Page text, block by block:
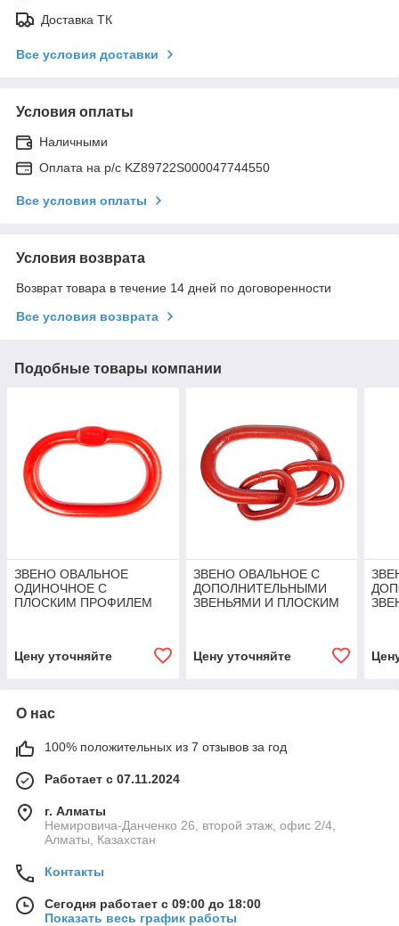
Доставка ТК
Все условия доставки
Условия оплаты
Наличными
Оплата на р/с KZ89722S000047744550
Все условия оплаты
Условия возврата
Возврат товара в течение 14 дней по договоренности
Все условия возврата
Подобные товары компании
ЗВЕНО ОВАЛЬНОЕ
ОДИНОЧНОЕ С
ПЛОСКИМ ПРОФИЛЕМ
Цену уточняйте
ЗВЕНО ОВАЛЬНОЕ С
ДОПОЛНИТЕЛЬНЫМИ
ЗВЕНЬЯМИ И ПЛОСКИМ
Цену уточняйте
О нас
100% положительных из 7 отзывов за год
Работает с 07.11.2024
г. Алматы
Немировича-Данченко 26, второй этаж, офис 2/4,
Алматы, Казахстан
Контакты
Сегодня работает с 09:00 до 18:00
Показать весь график работы